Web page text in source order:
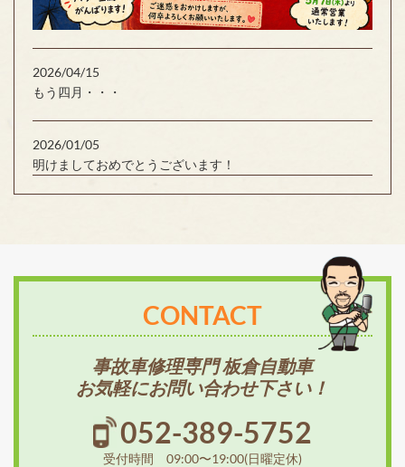
2026/04/15
もう四月・・・
2026/01/05
明けましておめでとうございます！
CONTACT
事故車修理専門 板倉自動車
お気軽にお問い合わせ下さい！
052-389-5752
受付時間 09:00〜19:00(日曜定休)